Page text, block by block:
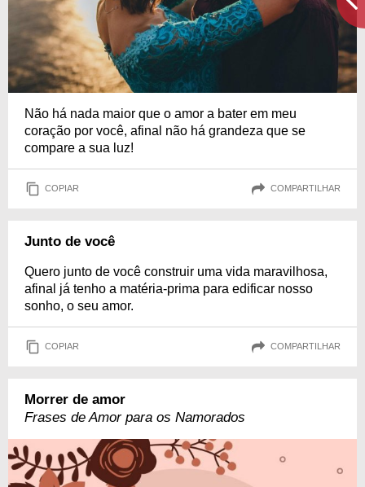
Não há nada maior que o amor a bater em meu
coração por você, afinal não há grandeza que se
compare a sua luz!
COPIAR COMPARTILHAR
Junto de você
Quero junto de você construir uma vida maravilhosa,
afinal já tenho a matéria-prima para edificar nosso
sonho, o seu amor.
COPIAR COMPARTILHAR
Morrer de amor
Frases de Amor para os Namorados